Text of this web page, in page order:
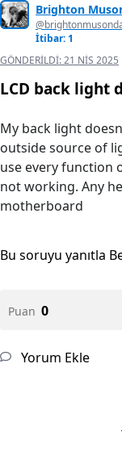
Brighton
İtibar: 1
GÖNDERILDI:21 NIS 2025
LCD back light
My back light
outside source of
use every function
not working. Any
motherboard
Bu soruyu yanıtla
Puan 0
Yorum Ekle